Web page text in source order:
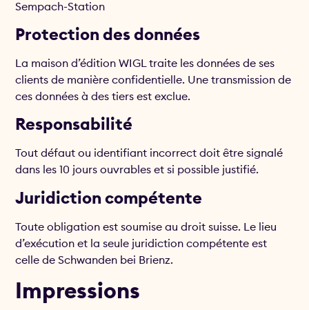
Sempach-Station
Protection des données
La maison d’édition WIGL traite les données de ses
clients de manière confidentielle. Une transmission de
ces données à des tiers est exclue.
Responsabilité
Tout défaut ou identifiant incorrect doit être signalé
dans les 10 jours ouvrables et si possible justifié.
Juridiction compétente
Toute obligation est soumise au droit suisse. Le lieu
d’exécution et la seule juridiction compétente est
celle de Schwanden bei Brienz.
Impressions